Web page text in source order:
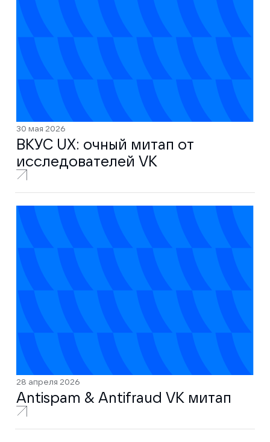
30 мая 2026
ВКУС UX: очный митап от
исследователей VK
28 апреля 2026
Antispam & Antifraud VK митап